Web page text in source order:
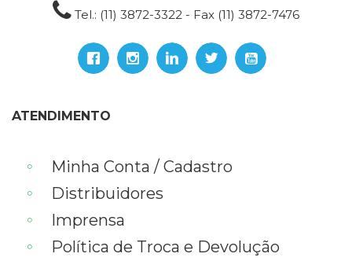
Tel.: (11) 3872-3322 - Fax (11) 3872-7476
ATENDIMENTO
Minha Conta / Cadastro
Distribuidores
Imprensa
Política de Troca e Devolução